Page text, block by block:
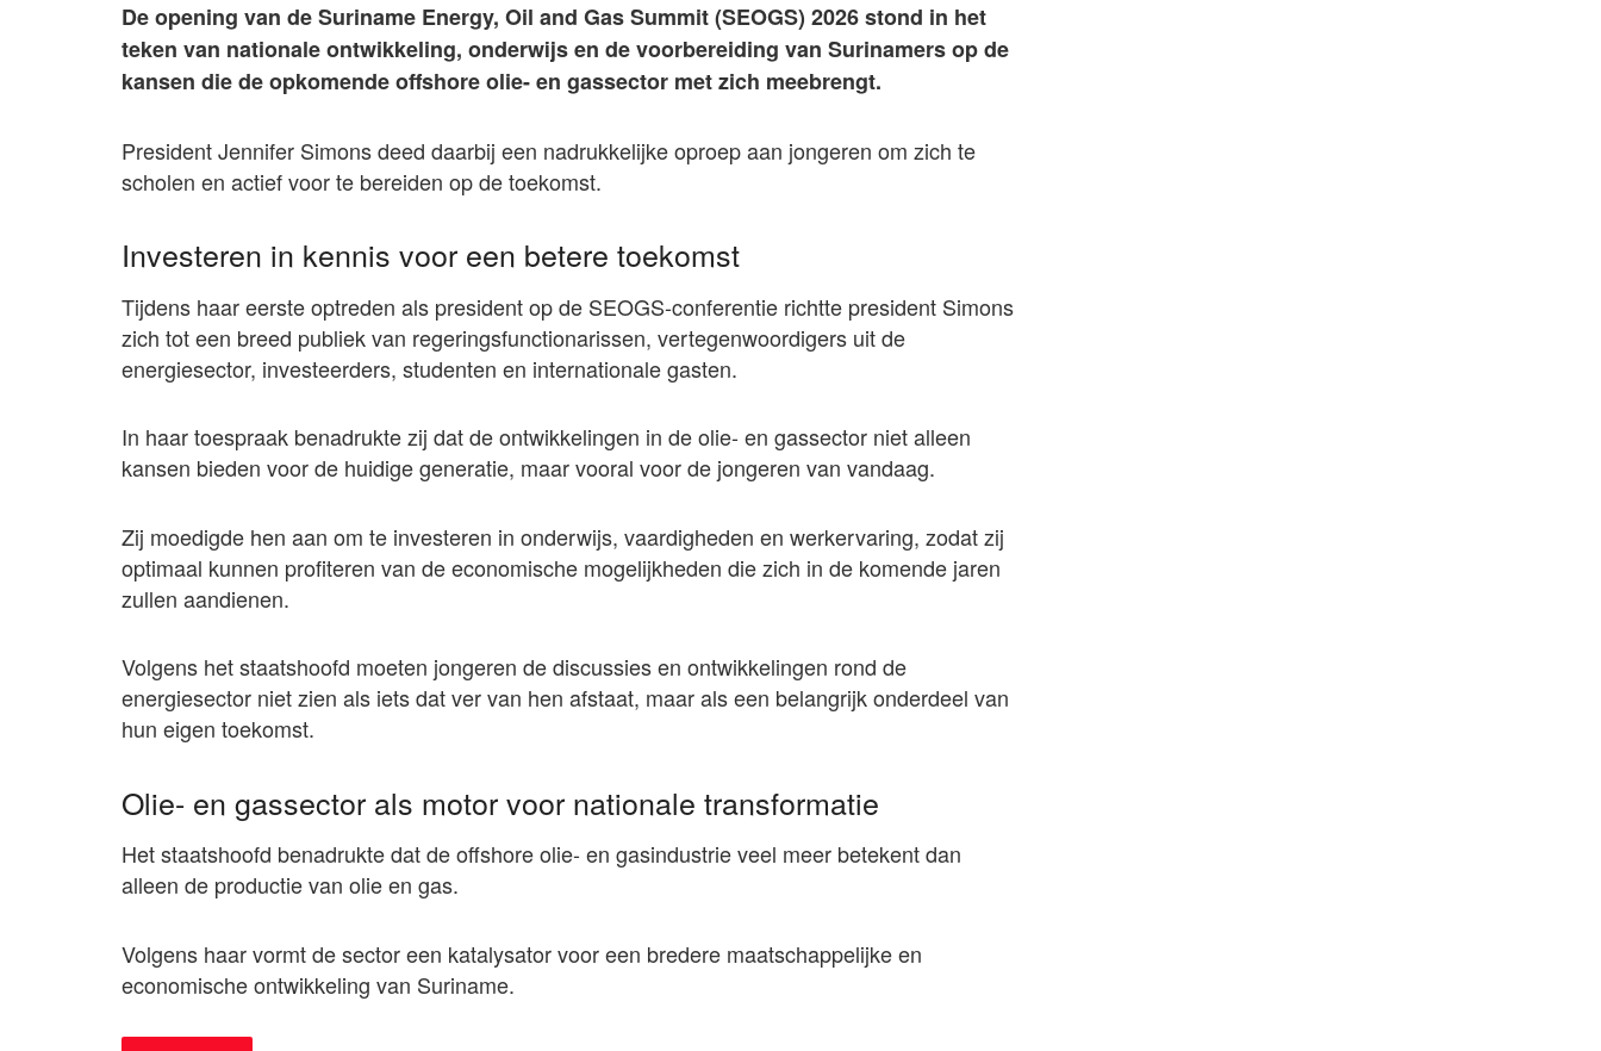
De opening van de Suriname Energy, Oil and Gas Summit (SEOGS) 2026 stond in het
teken van nationale ontwikkeling, onderwijs en de voorbereiding van Surinamers op de
kansen die de opkomende offshore olie- en gassector met zich meebrengt.
President Jennifer Simons deed daarbij een nadrukkelijke oproep aan jongeren om zich te
scholen en actief voor te bereiden op de toekomst.
Investeren in kennis voor een betere toekomst
Tijdens haar eerste optreden als president op de SEOGS-conferentie richtte president Simons
zich tot een breed publiek van regeringsfunctionarissen, vertegenwoordigers uit de
energiesector, investeerders, studenten en internationale gasten.
In haar toespraak benadrukte zij dat de ontwikkelingen in de olie- en gassector niet alleen
kansen bieden voor de huidige generatie, maar vooral voor de jongeren van vandaag.
Zij moedigde hen aan om te investeren in onderwijs, vaardigheden en werkervaring, zodat zij
optimaal kunnen profiteren van de economische mogelijkheden die zich in de komende jaren
zullen aandienen.
Volgens het staatshoofd moeten jongeren de discussies en ontwikkelingen rond de
energiesector niet zien als iets dat ver van hen afstaat, maar als een belangrijk onderdeel van
hun eigen toekomst.
Olie- en gassector als motor voor nationale transformatie
Het staatshoofd benadrukte dat de offshore olie- en gasindustrie veel meer betekent dan
alleen de productie van olie en gas.
Volgens haar vormt de sector een katalysator voor een bredere maatschappelijke en
economische ontwikkeling van Suriname.